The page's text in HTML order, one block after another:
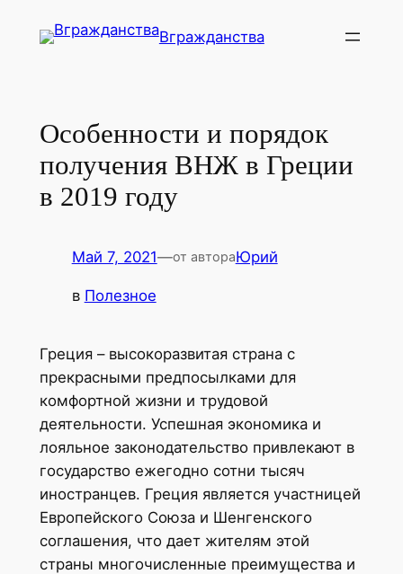
Вгражданства
Особенности и порядок
получения ВНЖ в Греции
в 2019 году
Май 7, 2021—от автораЮрий
в Полезное
Греция – высокоразвитая страна с
прекрасными предпосылками для
комфортной жизни и трудовой
деятельности. Успешная экономика и
лояльное законодательство привлекают в
государство ежегодно сотни тысяч
иностранцев. Греция является участницей
Европейского Союза и Шенгенского
соглашения, что дает жителям этой
страны многочисленные преимущества и